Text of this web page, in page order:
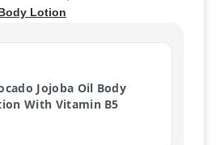
Lotion
Jojoba Oil Body
With Vitamin B5